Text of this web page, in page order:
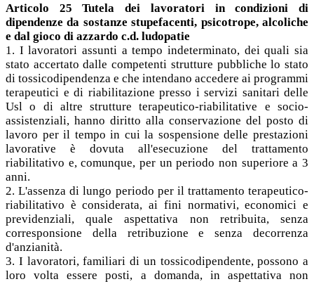
Articolo 25 Tutela dei lavoratori in condizioni di
dipendenze da sostanze stupefacenti, psicotrope, alcoliche
e dal gioco di azzardo c.d. ludopatie
1. I lavoratori assunti a tempo indeterminato, dei quali sia
stato accertato dalle competenti strutture pubbliche lo stato
di tossicodipendenza e che intendano accedere ai programmi
terapeutici e di riabilitazione presso i servizi sanitari delle
Usl o di altre strutture terapeutico-riabilitative e socio-
assistenziali, hanno diritto alla conservazione del posto di
lavoro per il tempo in cui la sospensione delle prestazioni
lavorative è dovuta all'esecuzione del trattamento
riabilitativo e, comunque, per un periodo non superiore a 3
anni.
2. L'assenza di lungo periodo per il trattamento terapeutico-
riabilitativo è considerata, ai fini normativi, economici e
previdenziali, quale aspettativa non retribuita, senza
corresponsione della retribuzione e senza decorrenza
d'anzianità.
3. I lavoratori, familiari di un tossicodipendente, possono a
loro volta essere posti, a domanda, in aspettativa non